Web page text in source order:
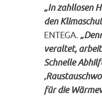
„In zahllosen
den
ENTEGA.
veraltet,
Schnelle
für die